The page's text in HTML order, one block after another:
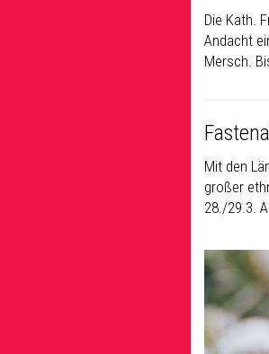
Die Kath.
Andacht
Mersch.
Mit den
großer
28./29.3.